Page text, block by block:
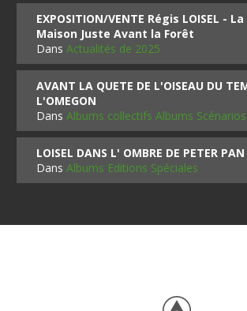
EXPOSITION/VENTE Régis LOISEL -
Maison Juste Avant la Forêt
DansActualités de 2025
AVANT LA QUETE DE L'OISEAU DU
L'OMEGON
DansAlbums collectifs Albums Scénarios
LOISEL DANS L' OMBRE DE PETER PAN
DansAlbums Editions Spéciales